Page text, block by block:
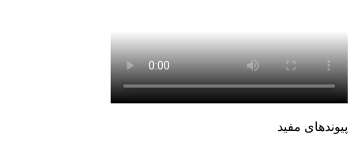
پیوندهای مفید